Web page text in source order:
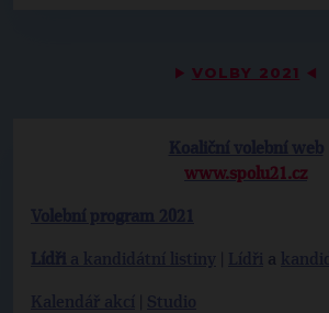
▶ VOLBY 2021 ◀
www.spolu21.cz
a